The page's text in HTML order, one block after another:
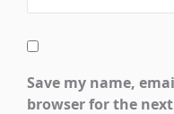
Save my name,
browser for the